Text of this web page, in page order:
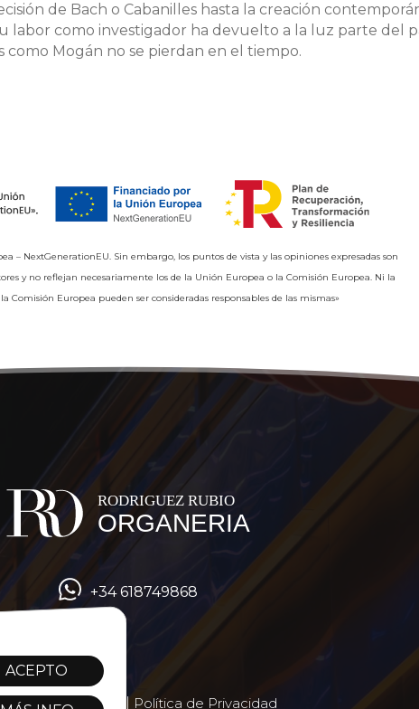
ACEPTO
de Bach o Cabanilles hasta la creación
labor como investigador ha devuelto a la luz parte del
Mogán no se pierdan en el tiempo.
– NextGenerationEU. Sin embargo, los puntos de vista y las opiniones expresadas son
y no reflejan necesariamente los de la Unión Europea o la Comisión Europea. Ni la
Comisión Europea pueden ser consideradas responsables de las mismas»
+34 618749868
|Aviso Legal | Política de Privacidad